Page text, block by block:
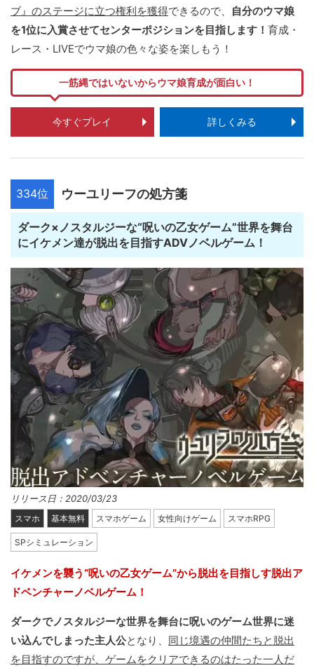
ブ』のステージに立つ権利を獲得できるので、
自分のウマ娘
を1位に入賞させてセンターポジションを目指します！ 育成・
レース・LIVEでウマ娘の色々な姿を楽しもう！
一筋縄ではいないからウマ娘育成が面白い！
今すぐプレイ 詳しくみる
334位 ウーユリーフの処方箋
ダーク×ノスタルジーな“呪いの乙女ゲーム”世界を舞台
にイケメン達が脱出を目指すADVノベルゲーム！
リリース日：2020/03/23
スマホ 基本無料 スマホゲーム 女性向けゲーム スマホRPG
SPシミュレーション
イケメンを襲う“呪いの乙女ゲーム”から脱出を目指しす脱出ア
ドベンチャーノベルゲーム！
ダークでノスタルジーな世界を舞台に呪いのゲーム世界に迷
い込んでしまった主人公となり、 同じ境遇の仲間たちと脱出
を目指すのですが、ゲームをクリアできるのはたった一人だ